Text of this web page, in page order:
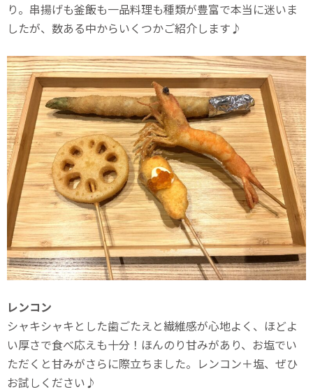
り。串揚げも釜飯も一品料理も種類が豊富で本当に迷いま
したが、数ある中からいくつかご紹介します♪
レンコン
シャキシャキとした歯ごたえと繊維感が心地よく、ほどよ
い厚さで食べ応えも十分！ほんのり甘みがあり、お塩でい
ただくと甘みがさらに際立ちました。レンコン＋塩、ぜひ
お試しください♪